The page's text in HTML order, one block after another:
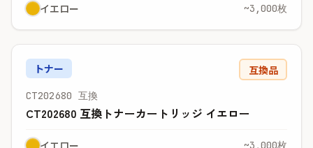
イエロー ~3,000枚
トナー 互換品
CT202680 互換
CT202680 互換トナーカートリッジ イエロー
イエロー ~3,000枚